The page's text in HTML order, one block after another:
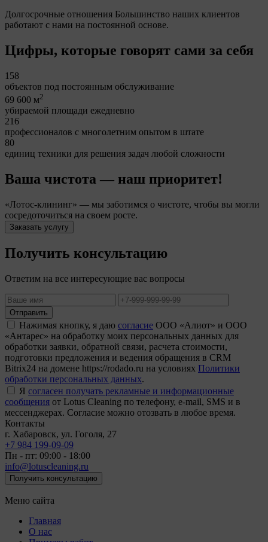
Долгосрочные отношения Большинство наших клиентов
работают с нами на постоянной основе.
Цифры, которые говорят сами за себя
158
объектов под постоянным обслуживание
69 600 м2
убираемой площади ежедневно
216
профессионалов с многолетним опытом в штате
80
единиц техники для решения задач любой сложности
Ваша чистота — наш приоритет!
«Лотос-клининг» — мы заботимся о чистоте, чтобы вы могли
сосредоточиться на своем росте.
Заказать услугу
Получить консультацию
Ответим на все интересующие вас вопросы
Отправить
Нажимая кнопку, я даю согласие ООО «Алиот» и ООО
«Антарес» на обработку моих персональных данных для
обработки заявки, обратной связи, расчета стоимости,
подготовки предложения и ведения обращения в CRM
Bitrix24 на домене https://rodado.ru на условиях Политики
обработки персональных данных.
Я согласен получать рекламные и информационные
сообщения от Lotus Cleaning по телефону, e-mail, SMS и в
мессенджерах. Согласие можно отозвать в любое время.
Контакты
г. Хабаровск, ул. Гоголя, 27
+7 984 199-09-09
Пн - пт: 09:00 - 18:00
info@lotuscleaning.ru
Получить консультацию
Меню сайта
Главная
О нас